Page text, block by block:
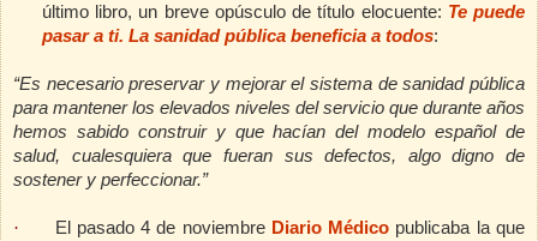
último libro, un breve opúsculo de título elocuente: Te puede
pasar a ti. La sanidad pública beneficia a todos:
“Es necesario preservar y mejorar el sistema de sanidad pública
para mantener los elevados niveles del servicio que durante años
hemos sabido construir y que hacían del modelo español de
salud, cualesquiera que fueran sus defectos, algo digno de
sostener y perfeccionar.”
· El pasado 4 de noviembre Diario Médico publicaba la que